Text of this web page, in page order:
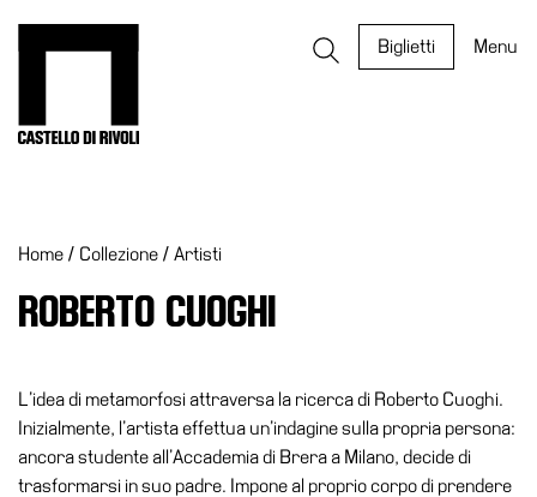
Biglietti Menu
Eventi
Archivi
del
Cosmo
Digitale
EN
Home / Collezione / Artisti
ROBERTO CUOGHI
L’idea di metamorfosi attraversa la ricerca di Roberto Cuoghi.
Inizialmente, l’artista effettua un’indagine sulla propria persona:
ancora studente all’Accademia di Brera a Milano, decide di
trasformarsi in suo padre. Impone al proprio corpo di prendere